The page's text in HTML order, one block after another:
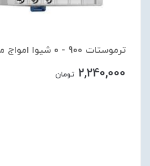
ترموستات 900 - 0 شیوا امواج مدل : TRB-900
2,240,000 تومان